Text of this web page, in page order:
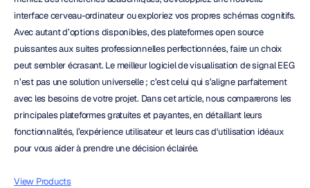
interface cerveau-ordinateur ou exploriez vos propres schémas cognitifs.
Avec autant d’options disponibles, des plateformes open source
puissantes aux suites professionnelles perfectionnées, faire un choix
peut sembler écrasant. Le meilleur logiciel de visualisation de signal EEG
n’est pas une solution universelle ; c’est celui qui s’aligne parfaitement
avec les besoins de votre projet. Dans cet article, nous comparerons les
principales plateformes gratuites et payantes, en détaillant leurs
fonctionnalités, l’expérience utilisateur et leurs cas d'utilisation idéaux
pour vous aider à prendre une décision éclairée.
View Products